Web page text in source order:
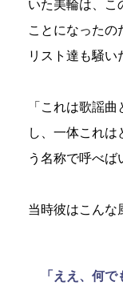
いた美輪は、こ
ことになったの
リスト達も騒い
「これは歌謡
し、一体これは
う名称で呼べば
当時彼はこんな
「ええ、何